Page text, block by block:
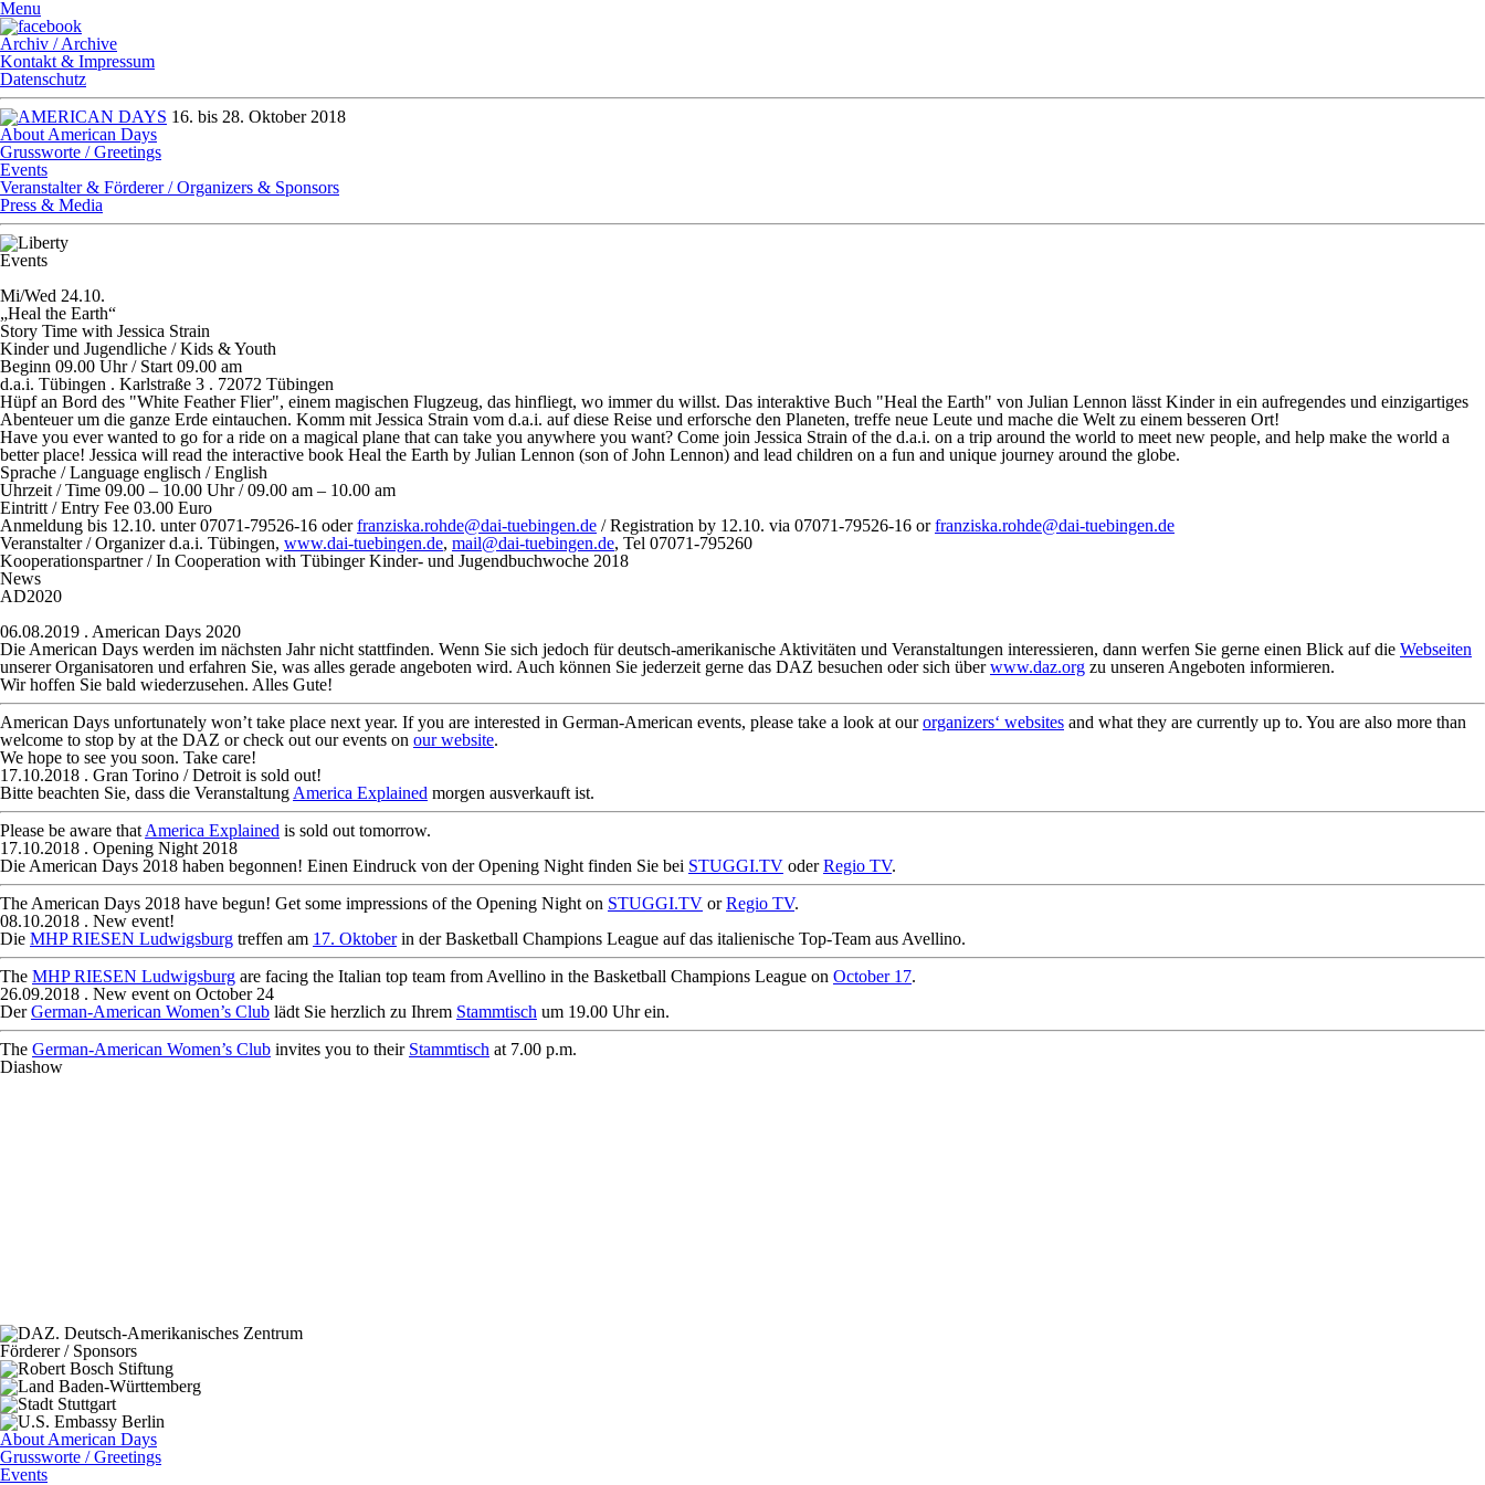
Menu
Archiv / Archive
Kontakt & Impressum
Datenschutz
16. bis 28. Oktober 2018
About American Days
Grussworte / Greetings
Events
Veranstalter & Förderer / Organizers & Sponsors
Press & Media
Events
Mi/Wed 24.10.
„Heal the Earth“
Story Time with Jessica Strain
Kinder und Jugendliche / Kids & Youth
Beginn 09.00 Uhr / Start 09.00 am
d.a.i. Tübingen . Karlstraße 3 . 72072 Tübingen
Hüpf an Bord des "White Feather Flier", einem magischen Flugzeug, das hinfliegt, wo immer du willst. Das interaktive Buch "Heal the Earth" von Julian Lennon lässt Kinder in ein aufregendes und einzigartiges
Abenteuer um die ganze Erde eintauchen. Komm mit Jessica Strain vom d.a.i. auf diese Reise und erforsche den Planeten, treffe neue Leute und mache die Welt zu einem besseren Ort!
Have you ever wanted to go for a ride on a magical plane that can take you anywhere you want? Come join Jessica Strain of the d.a.i. on a trip around the world to meet new people, and help make the world a
better place! Jessica will read the interactive book Heal the Earth by Julian Lennon (son of John Lennon) and lead children on a fun and unique journey around the globe.
Sprache / Language englisch / English
Uhrzeit / Time 09.00 – 10.00 Uhr / 09.00 am – 10.00 am
Eintritt / Entry Fee 03.00 Euro
Anmeldung bis 12.10. unter 07071-79526-16 oderfranziska.rohde@dai-tuebingen.de /Registration by 12.10. via 07071-79526-16 orfranziska.rohde@dai-tuebingen.de
Veranstalter / Organizerd.a.i. Tübingen, www.dai-tuebingen.de, mail@dai-tuebingen.de, Tel 07071-795260
Kooperationspartner / In Cooperation with Tübinger Kinder- und Jugendbuchwoche 2018
News
AD2020
06.08.2019 . American Days 2020
Die American Days werden im nächsten Jahr nicht stattfinden. Wenn Sie sich jedoch für deutsch-amerikanische Aktivitäten und Veranstaltungen interessieren, dann werfen Sie gerne einen Blick auf die Webseiten
unserer Organisatoren und erfahren Sie, was alles gerade angeboten wird. Auch können Sie jederzeit gerne das DAZ besuchen oder sich überwww.daz.org zu unseren Angeboten informieren.
Wir hoffen Sie bald wiederzusehen. Alles Gute!
American Days unfortunately won’t take place next year. If you are interested in German-American events, please take a look at ourorganizers‘ websites and what they are currently up to. You are also more than
welcome to stop by at the DAZ or check out our events on our website.
We hope to see you soon. Take care!
17.10.2018 . Gran Torino / Detroit is sold out!
Bitte beachten Sie, dass die Veranstaltung America Explained morgen ausverkauft ist.
Please be aware that America Explained is sold out tomorrow.
17.10.2018 . Opening Night 2018
Die American Days 2018 haben begonnen! Einen Eindruck von der Opening Night finden Sie bei STUGGI.TV oderRegio TV.
The American Days 2018 have begun! Get some impressions of the Opening Night on STUGGI.TV orRegio TV.
08.10.2018 . New event!
Die MHP RIESEN Ludwigsburg treffen am 17. Oktoberin der Basketball Champions League auf das italienische Top-Team aus Avellino.
The MHP RIESEN Ludwigsburg are facing the Italian top team from Avellino in the Basketball Champions League on October 17.
26.09.2018 . New event on October 24
DerGerman-American Women’s Club lädt Sie herzlich zu Ihrem Stammtisch um 19.00 Uhr ein.
The German-American Women’s Club invites you to their Stammtisch at 7.00 p.m.
Diashow
Förderer / Sponsors
About American Days
Grussworte / Greetings
Events